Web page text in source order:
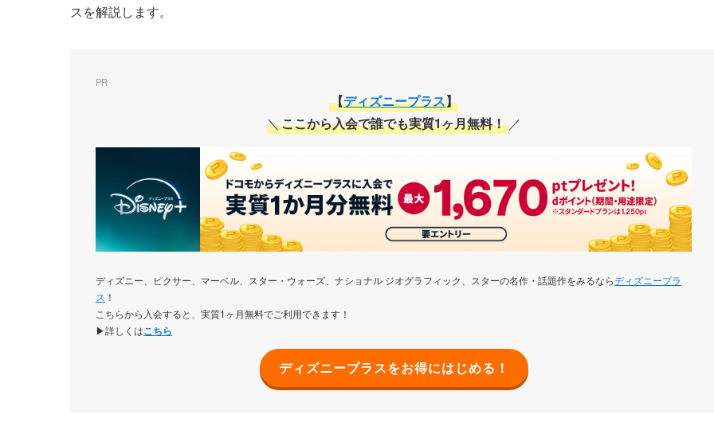
スを解説します。
PR
【ディズニープラス】
＼ここから入会で誰でも実質1ヶ月無料！／
ディズニー、ピクサー、マーベル、スター・ウォーズ、ナショナル ジオグラフィック、スターの名作・話題作をみるならディズニープラ
ス ！
こちらから入会すると、実質1ヶ月無料でご利用できます！
▶詳しくはこちら
ディズニープラスをお得にはじめる！